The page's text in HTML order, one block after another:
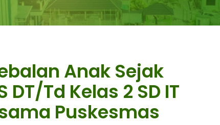
Anak Sejak
Td Kelas 2 SD IT
Puskesmas